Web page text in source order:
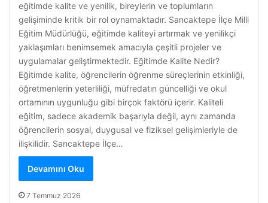
eğitimde kalite ve yenilik, bireylerin ve toplumların
gelişiminde kritik bir rol oynamaktadır. Sancaktepe İlçe Milli
Eğitim Müdürlüğü, eğitimde kaliteyi artırmak ve yenilikçi
yaklaşımları benimsemek amacıyla çeşitli projeler ve
uygulamalar geliştirmektedir. Eğitimde Kalite Nedir?
Eğitimde kalite, öğrencilerin öğrenme süreçlerinin etkinliği,
öğretmenlerin yeterliliği, müfredatın güncelliği ve okul
ortamının uygunluğu gibi birçok faktörü içerir. Kaliteli
eğitim, sadece akademik başarıyla değil, aynı zamanda
öğrencilerin sosyal, duygusal ve fiziksel gelişimleriyle de
ilişkilidir. Sancaktepe İlçe…
Devamını Oku
7 Temmuz 2026